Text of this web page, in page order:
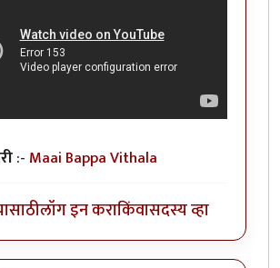
:- Maai Bappa Vithala
लॉग इन कराकिंवासदस्य व्हा